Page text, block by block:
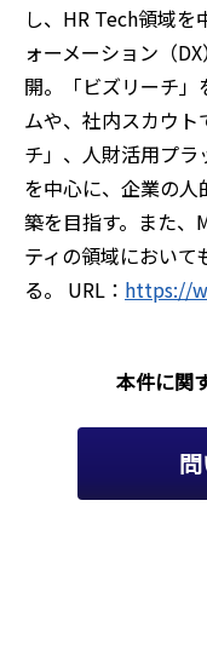
し、HR Tech領域
ォーメーション（
開。「ビズリーチ
ムや、社内スカウ
チ」、人財活用プラ
を中心に、企業の
築を目指す。また、
ティの領域において
る。 URL： https://
本件に関